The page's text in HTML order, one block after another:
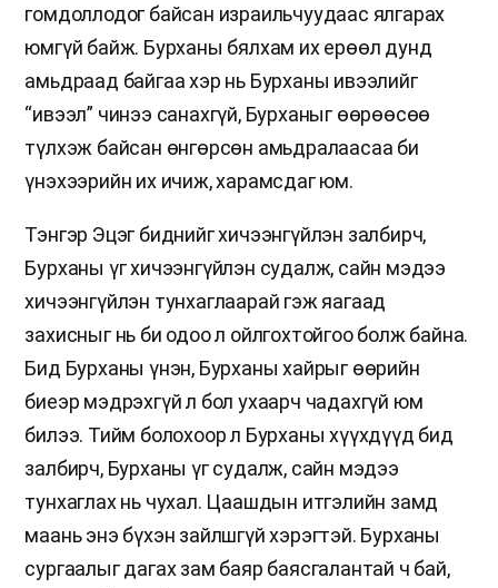
гомдоллодог байсан израильчуудаас ялгарах
юмгүй байж. Бурханы бялхам их ерөөл дунд
амьдраад байгаа хэр нь Бурханы ивээлийг
“ивээл” чинээ санахгүй, Бурханыг өөрөөсөө
түлхэж байсан өнгөрсөн амьдралаасаа би
үнэхээрийн их ичиж, харамсдаг юм.
Тэнгэр Эцэг биднийг хичээнгүйлэн залбирч,
Бурханы үг хичээнгүйлэн судалж, сайн мэдээ
хичээнгүйлэн тунхаглаарай гэж яагаад
захисныг нь би одоо л ойлгохтойгоо болж байна.
Бид Бурханы үнэн, Бурханы хайрыг өөрийн
биеэр мэдрэхгүй л бол ухаарч чадахгүй юм
билээ. Тийм болохоор л Бурханы хүүхдүүд бид
залбирч, Бурханы үг судалж, сайн мэдээ
тунхаглах нь чухал. Цаашдын итгэлийн замд
маань энэ бүхэн зайлшгүй хэрэгтэй. Бурханы
сургаалыг дагах зам баяр баясгалантай ч бай,